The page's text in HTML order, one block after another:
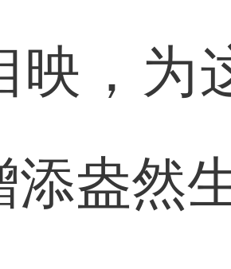
映，为
添盎然